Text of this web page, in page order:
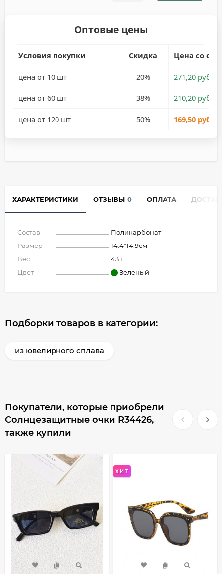
Оптовые цены
Условия покупки Скидка Цена со
цена от 10 шт 20% 271,20 руб.
цена от 60 шт 38% 210,20 руб.
цена от 120 шт 50% 169,50 руб.
ХАРАКТЕРИСТИКИ ОТЗЫВЫ 0 ОПЛАТА
Состав
Поликарбонат
Размер
14.4*14.9см
Вес
43 г
Цвет
Зеленый
Подборки товаров в категории:
из ювелирного сплава
Покупатели, которые приобрели
Солнцезащитные очки R34426,
также купили
ХИТ